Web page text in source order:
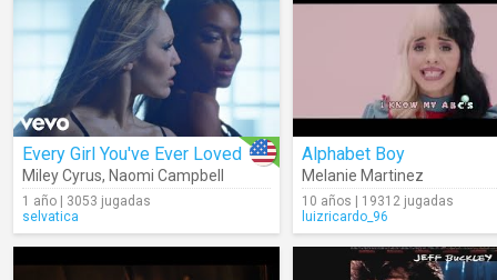
Every Girl You've Ever Loved
Miley Cyrus, Naomi Campbell
1 año | 3053 jugadas
selvatica
Alphabet Boy
Melanie Martinez
10 años | 19312 jugadas
luizricardo_96